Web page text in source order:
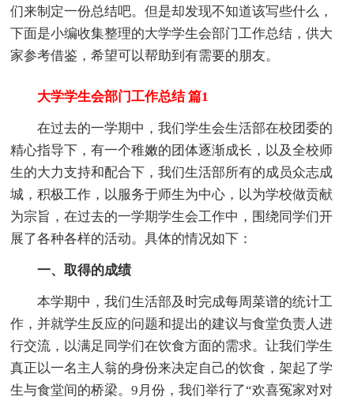
们来制定一份总结吧。但是却发现不知道该写些什么，
下面是小编收集整理的大学学生会部门工作总结，供大
家参考借鉴，希望可以帮助到有需要的朋友。
大学学生会部门工作总结 篇1
在过去的一学期中，我们学生会生活部在校团委的
精心指导下，有一个稚嫩的团体逐渐成长，以及全校师
生的大力支持和配合下，我们生活部所有的成员众志成
城，积极工作，以服务于师生为中心，以为学校做贡献
为宗旨，在过去的一学期学生会工作中，围绕同学们开
展了各种各样的活动。具体的情况如下：
一、取得的成绩
本学期中，我们生活部及时完成每周菜谱的统计工
作，并就学生反应的问题和提出的建议与食堂负责人进
行交流，以满足同学们在饮食方面的需求。让我们学生
真正以一名主人翁的身份来决定自己的饮食，架起了学
生与食堂间的桥梁。9月份，我们举行了“欢喜冤家对对